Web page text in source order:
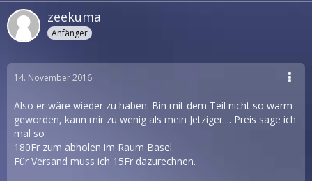
zeekuma
Anfänger
14. November 2016
Also er wäre wieder zu haben. Bin mit dem Teil nicht so warm
geworden, kann mir zu wenig als mein Jetziger.... Preis sage ich
mal so
180Fr zum abholen im Raum Basel.
Für Versand muss ich 15Fr dazurechnen.